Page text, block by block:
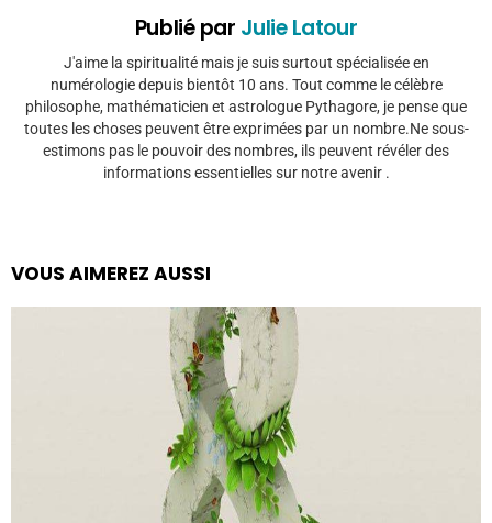
Publié par Julie Latour
J'aime la spiritualité mais je suis surtout spécialisée en
numérologie depuis bientôt 10 ans. Tout comme le célèbre
philosophe, mathématicien et astrologue Pythagore, je pense que
toutes les choses peuvent être exprimées par un nombre.Ne sous-
estimons pas le pouvoir des nombres, ils peuvent révéler des
informations essentielles sur notre avenir .
VOUS AIMEREZ AUSSI